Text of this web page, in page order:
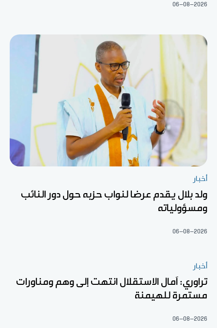
06-08-2026
أخبار
ولد بلال يقدم عرضا لنواب حزبه حول دور النائب
ومسؤولياته
06-08-2026
أخبار
تراوري: آمال الاستقلال انتهت إلى وهم ومناورات
مستمرة للهيمنة
06-08-2026